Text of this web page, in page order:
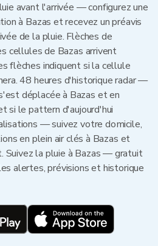
avant l'arrivée — configurez une
à Bazas et recevez un préavis
de la pluie. Flèches de
cellules de Bazas arrivent
flèches indiquent si la cellule
48 heures d'historique radar —
déplacée à Bazas et en
si le pattern d'aujourd'hui
— suivez votre domicile,
en plein air clés à Bazas et
Suivez la pluie à Bazas — gratuit
alertes, prévisions et historique